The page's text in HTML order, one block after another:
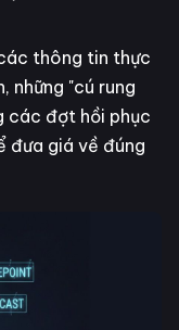
thông tin thực
những "cú rung
các đợt hồi phục
đưa giá về đúng